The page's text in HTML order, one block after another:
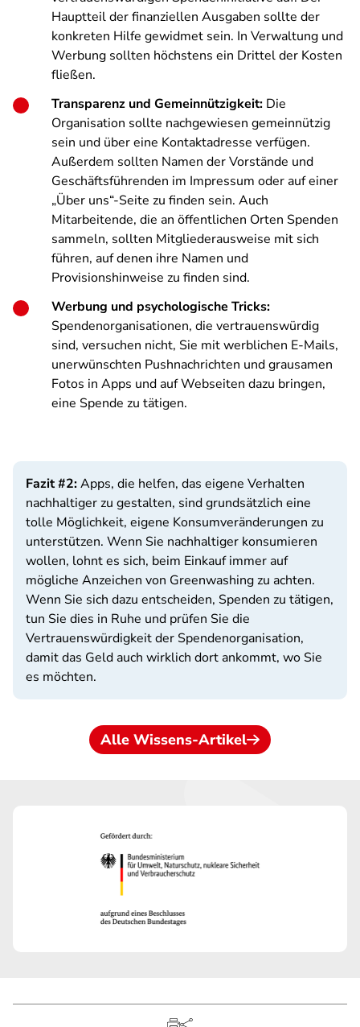
Hauptteil der finanziellen Ausgaben sollte der
konkreten Hilfe gewidmet sein. In Verwaltung und
Werbung sollten höchstens ein Drittel der Kosten
fließen.
Transparenz und Gemeinnützigkeit: Die
Organisation sollte nachgewiesen gemeinnützig
sein und über eine Kontaktadresse verfügen.
Außerdem sollten Namen der Vorstände und
Geschäftsführenden im Impressum oder auf einer
„Über uns“-Seite zu finden sein. Auch
Mitarbeitende, die an öffentlichen Orten Spenden
sammeln, sollten Mitgliederausweise mit sich
führen, auf denen ihre Namen und
Provisionshinweise zu finden sind.
Werbung und psychologische Tricks:
Spendenorganisationen, die vertrauenswürdig
sind, versuchen nicht, Sie mit werblichen E-Mails,
unerwünschten Pushnachrichten und grausamen
Fotos in Apps und auf Webseiten dazu bringen,
eine Spende zu tätigen.
Fazit #2:Apps, die helfen, das eigene Verhalten
nachhaltiger zu gestalten, sind grundsätzlich eine
tolle Möglichkeit, eigene Konsumveränderungen zu
unterstützen. Wenn Sie nachhaltiger konsumieren
wollen, lohnt es sich, beim Einkauf immer auf
mögliche Anzeichen von Greenwashing zu achten.
Wenn Sie sich dazu entscheiden, Spenden zu tätigen,
tun Sie dies in Ruhe und prüfen Sie die
Vertrauenswürdigkeit der Spendenorganisation,
damit das Geld auch wirklich dort ankommt, wo Sie
es möchten.
Alle Wissens-Artikel